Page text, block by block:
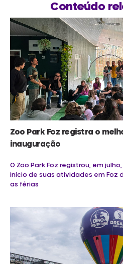
Conteúdo
Zoo Park Foz registra o
inauguração
O Zoo Park Foz registrou, em
início de suas atividades em Foz
as férias